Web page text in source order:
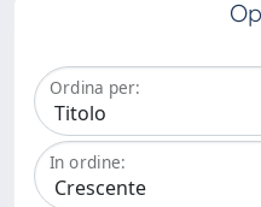
Ordina per:
In ordine: